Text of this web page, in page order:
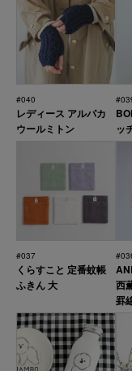
#040
レディース アルパカ
ウールミトン
ッ
#037
くらすこと 定番蚊帳
ふきん 大
西
罫